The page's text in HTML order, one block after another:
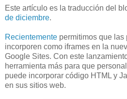
Este artículo es la traducción del
de diciembre.
Recientemente permitimos que
incorporen como iframes en la
Google Sites. Con este
herramienta más para que
puede incorporar código HTML y
en sus sitios web.